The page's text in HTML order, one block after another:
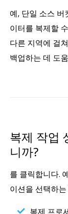
예, 단일 소스 버
이터를 복제할
다른 지역에 걸
백업하는 데 도
복제 작업
니까?
를 클릭합니다.
이션을 선택하는
복제 프로